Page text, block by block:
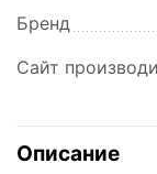
Бренд
Сайт
Описание